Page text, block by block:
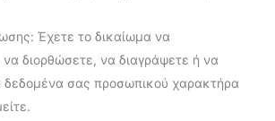
Έχετε το δικαίωμα να
διορθώσετε, να διαγράψετε ή να
δεδομένα σας προσωπικού χαρακτήρα